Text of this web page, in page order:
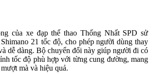
của xe đạp thể thao Thống Nhất SPD sử
21 tốc độ, cho phép người dùng thay
dễ dàng. Bộ chuyển đổi này giúp người đi có
tốc độ phù hợp với từng cung đường, mang
mà và hiệu quả.